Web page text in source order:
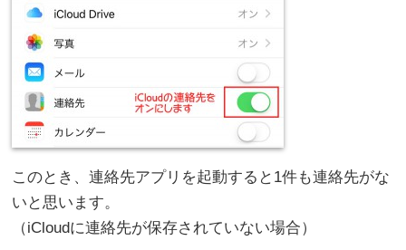
このとき、連絡先アプリを起動すると1件も連絡先がな
いと思います。
（iCloudに連絡先が保存されていない場合）